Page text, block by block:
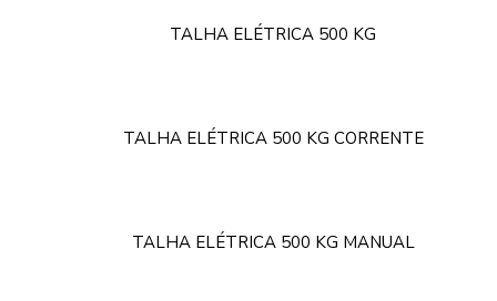
TALHA ELÉTRICA 500 KG
TALHA ELÉTRICA 500 KG CORRENTE
TALHA ELÉTRICA 500 KG MANUAL